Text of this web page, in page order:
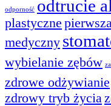
odporność odtrucie
plastyczne
medyczny
wybielanie zębów
zdrowe odżywianie
zdrowy tryb życia